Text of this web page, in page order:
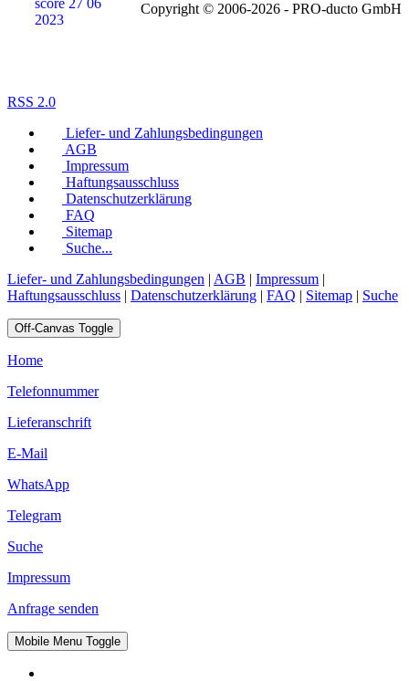
Copyright © 2006-2026 - PRO-ducto GmbH
RSS 2.0
Liefer- und Zahlungsbedingungen
AGB
Impressum
Haftungsausschluss
Datenschutzerklärung
FAQ
Sitemap
Suche...
Liefer- und Zahlungsbedingungen | AGB | Impressum |
Haftungsausschluss | Datenschutzerklärung | FAQ | Sitemap | Suche
Off-Canvas Toggle
Home
Telefonnummer
Lieferanschrift
E-Mail
WhatsApp
Telegram
Suche
Impressum
Anfrage senden
Mobile Menu Toggle